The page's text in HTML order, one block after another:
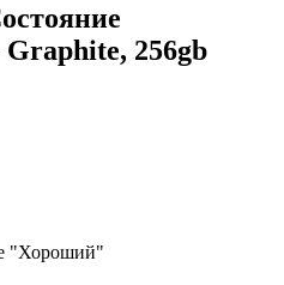
256gb
"Хороший"